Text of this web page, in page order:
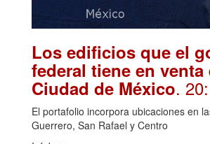
Los edificios que el
federal tiene en venta
Ciudad de México.
El portafolio incorpora ubicaciones en
Guerrero, San Rafael y Centro